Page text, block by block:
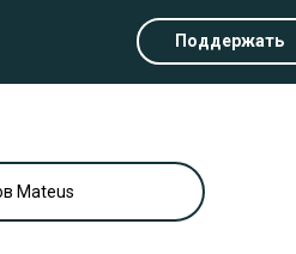
Поддержать
Mateus